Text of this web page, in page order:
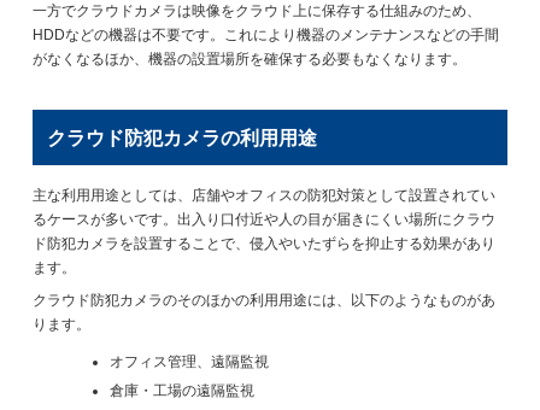
一方でクラウドカメラは映像をクラウド上に保存する仕組みのため、
HDDなどの機器は不要です。これにより機器のメンテナンスなどの手間
がなくなるほか、機器の設置場所を確保する必要もなくなります。
クラウド防犯カメラの利用用途
主な利用用途としては、店舗やオフィスの防犯対策として設置されてい
るケースが多いです。出入り口付近や人の目が届きにくい場所にクラウ
ド防犯カメラを設置することで、侵入やいたずらを抑止する効果があり
ます。
クラウド防犯カメラのそのほかの利用用途には、以下のようなものがあ
ります。
オフィス管理、遠隔監視
倉庫・工場の遠隔監視